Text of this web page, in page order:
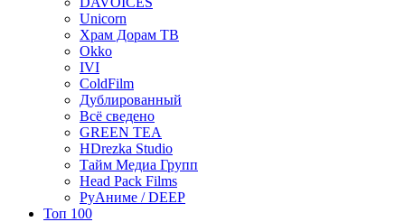
Unicorn
Храм Дорам ТВ
Okko
IVI
ColdFilm
Дублированный
Всё сведено
GREEN TEA
HDrezka Studio
Тайм Медиа Групп
Head Pack Films
РуАниме / DEEP
Топ 100